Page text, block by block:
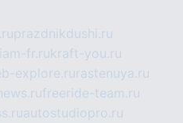
prazdnikdushi.ru
fr.rukraft-you.ru
explore.ru rastenuya.ru
freeride-team.ru
autostudiopro.ru